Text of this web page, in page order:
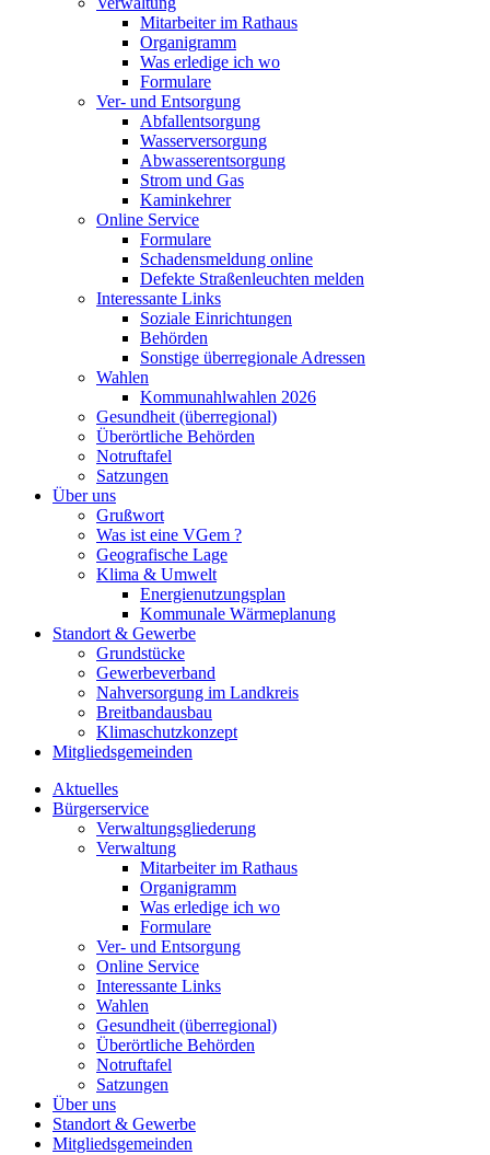
Mitarbeiter im Rathaus
Organigramm
Was erledige ich wo
Formulare
Ver- und Entsorgung
Abfallentsorgung
Wasserversorgung
Abwasserentsorgung
Strom und Gas
Kaminkehrer
Online Service
Formulare
Schadensmeldung online
Defekte Straßenleuchten melden
Interessante Links
Soziale Einrichtungen
Behörden
Sonstige überregionale Adressen
Wahlen
Kommunahlwahlen 2026
Gesundheit (überregional)
Überörtliche Behörden
Notruftafel
Satzungen
Über uns
Grußwort
Was ist eine VGem ?
Geografische Lage
Klima & Umwelt
Energienutzungsplan
Kommunale Wärmeplanung
Standort & Gewerbe
Grundstücke
Gewerbeverband
Nahversorgung im Landkreis
Breitbandausbau
Klimaschutzkonzept
Mitgliedsgemeinden
Aktuelles
Bürgerservice
Verwaltungsgliederung
Verwaltung
Mitarbeiter im Rathaus
Organigramm
Was erledige ich wo
Formulare
Ver- und Entsorgung
Online Service
Interessante Links
Wahlen
Gesundheit (überregional)
Überörtliche Behörden
Notruftafel
Satzungen
Über uns
Standort & Gewerbe
Mitgliedsgemeinden